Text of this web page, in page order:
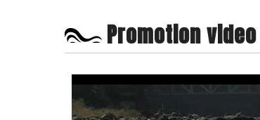
Promotion video